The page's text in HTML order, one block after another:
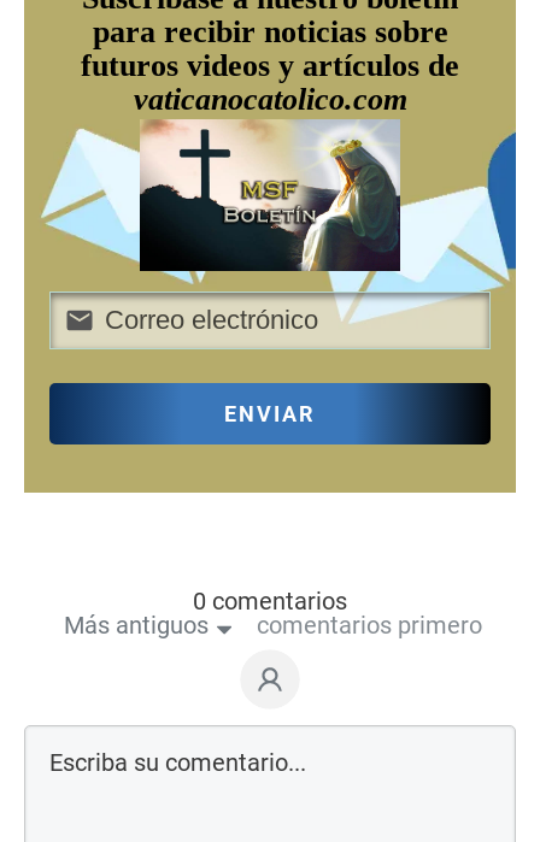
para recibir noticias sobre
futuros videos y artículos de
vaticanocatolico.com
ENVIAR
0 comentarios
Más antiguos
comentarios primero